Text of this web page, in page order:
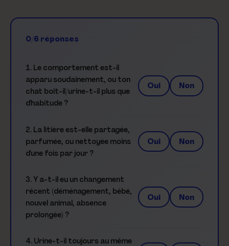
0/6 réponses
1. Le comportement est-il
apparu soudainement, ou ton
chat boit-il/urine-t-il plus que
d'habitude ?
Oui Non
2. La litière est-elle partagée,
parfumée, ou nettoyée moins
d'une fois par jour ?
Oui Non
3. Y a-t-il eu un changement
récent (déménagement, bébé,
nouvel animal, absence
prolongée) ?
Oui Non
4. Urine-t-il toujours au même